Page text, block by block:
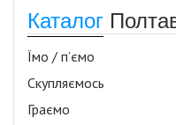
Каталог
Їмо / п’ємо
Скупляємось
Граємо